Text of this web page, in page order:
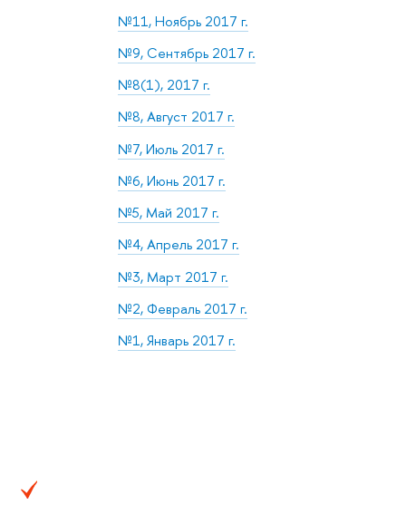
№11, Ноябрь 2017 г.
№9, Сентябрь 2017 г.
№8(1), 2017 г.
№8, Август 2017 г.
№7, Июль 2017 г.
№6, Июнь 2017 г.
№5, Май 2017 г.
№4, Апрель 2017 г.
№3, Март 2017 г.
№2, Февраль 2017 г.
№1, Январь 2017 г.